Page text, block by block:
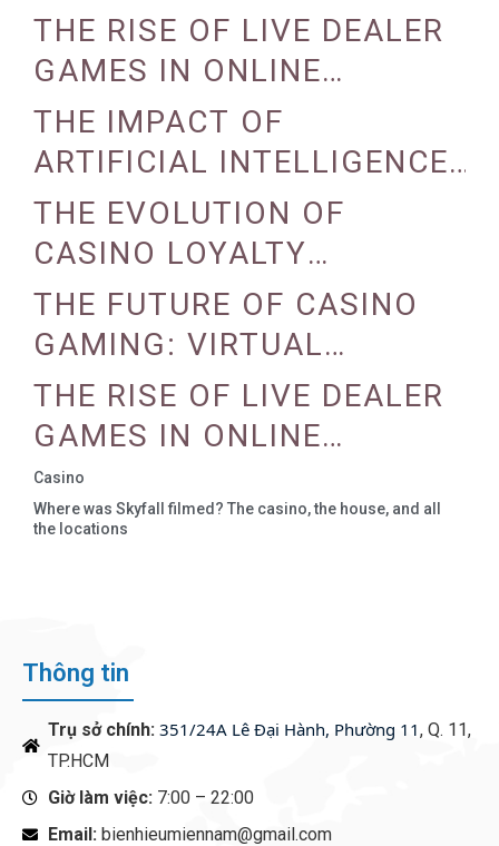
REALITY AND AUGMENTED
REALITY
THE RISE OF LIVE DEALER
GAMES IN ONLINE
CASINOS
THE IMPACT OF
ARTIFICIAL INTELLIGENCE
ON CASINO OPERATIONS
THE EVOLUTION OF
CASINO LOYALTY
PROGRAMS
THE FUTURE OF CASINO
GAMING: VIRTUAL
REALITY AND AUGMENTED
REALITY
THE RISE OF LIVE DEALER
GAMES IN ONLINE
CASINOS
Casino
Where was Skyfall filmed? The casino, the house, and all
the locations
Thông tin
Trụ sở chính: 351/24A Lê Đại Hành, Phường 11, Q. 11,
TP.HCM
Giờ làm việc: 7:00 – 22:00
Email: bienhieumiennam@gmail.com